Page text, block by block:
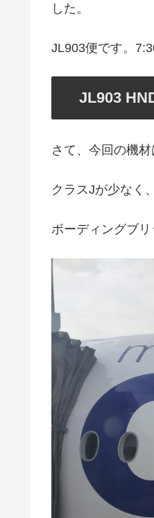
した。
JL903便です。
JL903
さて、今回の機材
クラスJが少なく
ボーディングブ